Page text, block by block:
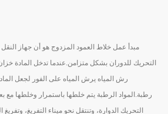
مبدأ عمل خلاط العمود المزدوج هو أن جهاز
التحريك للدوران بشكل متزامن.عندما تدخل المادة خزان
رش المياه يرش المياه على الفور لجعل
رطبة.المواد الرطبة يتم خلطها باستمرار وخلطها
التحريك الدوارة، وتنتقل نحو ميناء التفريغ، وتفريغ